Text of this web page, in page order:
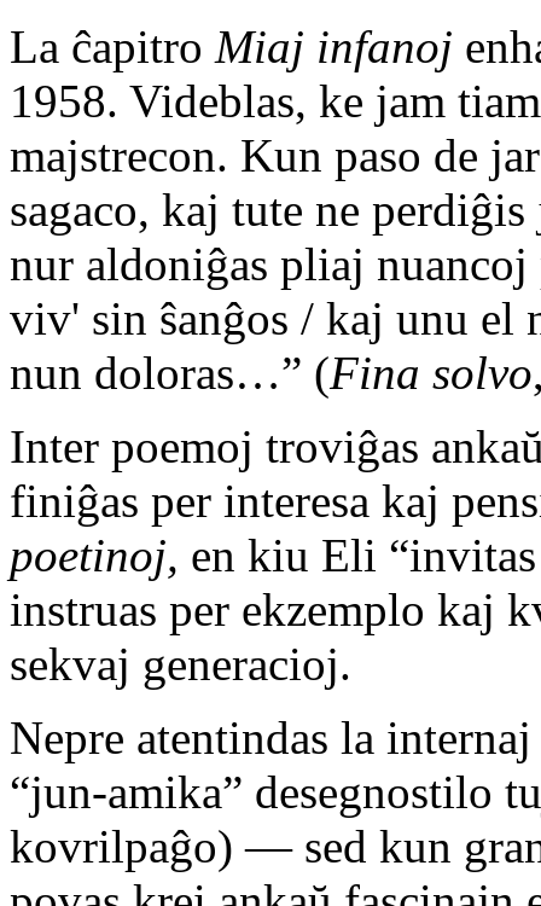
La ĉapitro Miaj infanoj
1958. Videblas, ke jam
majstrecon. Kun paso de
sagaco, kaj tute ne
nur aldoniĝas pliaj
viv' sin ŝanĝos / kaj unu
nun doloras…” (Fina solvo
Inter poemoj troviĝas
finiĝas per interesa kaj
poetinoj, en kiu Eli
instruas per ekzemplo kaj
sekvaj generacioj.
Nepre atentindas la
“jun-amika” desegnostilo
kovrilpaĝo) — sed kun